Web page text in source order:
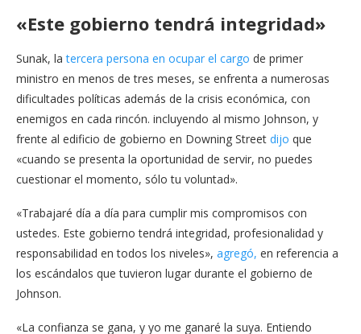
«Este gobierno tendrá integridad»
Sunak, la tercera persona en ocupar el cargo de primer
ministro en menos de tres meses, se enfrenta a numerosas
dificultades políticas además de la crisis económica, con
enemigos en cada rincón. incluyendo al mismo Johnson, y
frente al edificio de gobierno en Downing Street dijo que
«cuando se presenta la oportunidad de servir, no puedes
cuestionar el momento, sólo tu voluntad».
«Trabajaré día a día para cumplir mis compromisos con
ustedes. Este gobierno tendrá integridad, profesionalidad y
responsabilidad en todos los niveles», agregó, en referencia a
los escándalos que tuvieron lugar durante el gobierno de
Johnson.
«La confianza se gana, y yo me ganaré la suya. Entiendo